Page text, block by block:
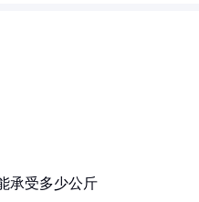
承受多少公斤